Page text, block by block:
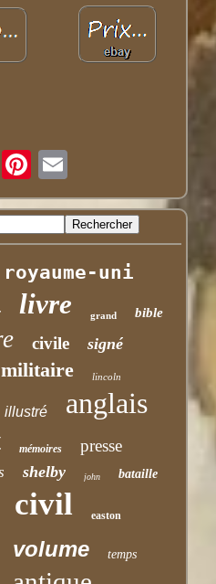
royaume-uni
livre grand bible
civile signé
militaire lincoln
illustré anglais
mémoires presse
shelby john bataille
civil easton
volume temps